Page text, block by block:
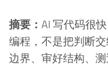
摘要： AI 写代码很
编程，不是把判断
边界、审好结构、测